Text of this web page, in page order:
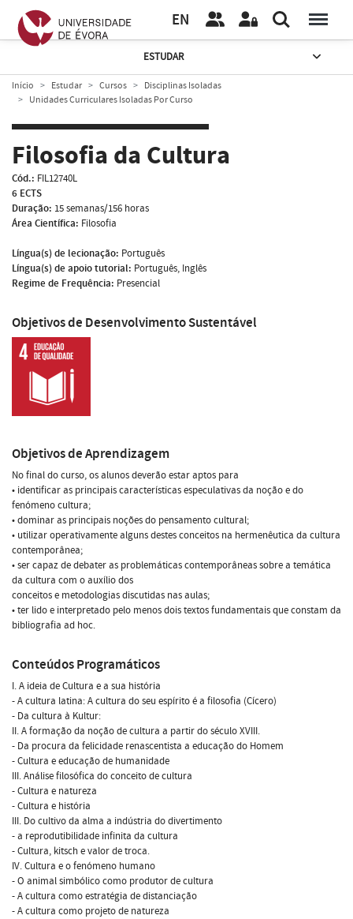
EN
ESTUDAR
Início Estudar Cursos
Disciplinas Isoladas
Unidades Curriculares Isoladas Por Curso
Filosofia da Cultura
Cód.: FIL12740L
6 ECTS
Duração: 15 semanas/156 horas
Área Científica: Filosofia
Língua(s) de lecionação: Português
Língua(s) de apoio tutorial: Português, Inglês
Regime de Frequência: Presencial
Objetivos de Desenvolvimento Sustentável
Objetivos de Aprendizagem
No final do curso, os alunos deverão estar aptos para
• identificar as principais características especulativas da noção e do
fenómeno cultura;
• dominar as principais noções do pensamento cultural;
• utilizar operativamente alguns destes conceitos na hermenêutica da cultura
contemporânea;
• ser capaz de debater as problemáticas contemporâneas sobre a temática
da cultura com o auxílio dos
conceitos e metodologias discutidas nas aulas;
• ter lido e interpretado pelo menos dois textos fundamentais que constam da
bibliografia ad hoc.
Conteúdos Programáticos
I. A ideia de Cultura e a sua história
- A cultura latina: A cultura do seu espírito é a filosofia (Cícero)
- Da cultura à Kultur:
II. A formação da noção de cultura a partir do século XVIII.
- Da procura da felicidade renascentista a educação do Homem
- Cultura e educação de humanidade
III. Análise filosófica do conceito de cultura
- Cultura e natureza
- Cultura e história
III. Do cultivo da alma a indústria do divertimento
- a reprodutibilidade infinita da cultura
- Cultura, kitsch e valor de troca.
IV. Cultura e o fenómeno humano
- O animal simbólico como produtor de cultura
- A cultura como estratégia de distanciação
- A cultura como projeto de natureza